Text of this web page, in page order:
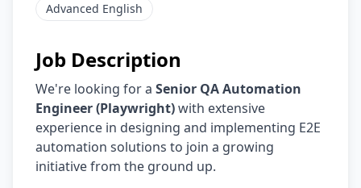
Advanced English
Job Description
We're looking for a Senior QA Automation
Engineer (Playwright)with extensive
experience in designing and implementing E2E
automation solutions to join a growing
initiative from the ground up.